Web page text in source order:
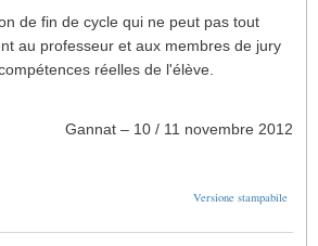
de fin de cycle qui ne peut pas tout
au professeur et aux membres de jury
réelles de l'élève.
Gannat – 10 / 11 novembre 2012
Versione stampabile